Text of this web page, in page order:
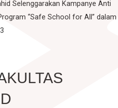
Baru
Selenggarakan Kampanye Anti
“Safe School for All” dalam